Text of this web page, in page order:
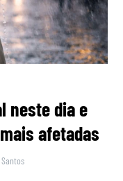
neste dia e
afetadas